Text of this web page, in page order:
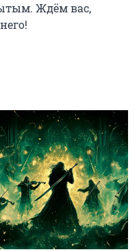
Ждём вас,